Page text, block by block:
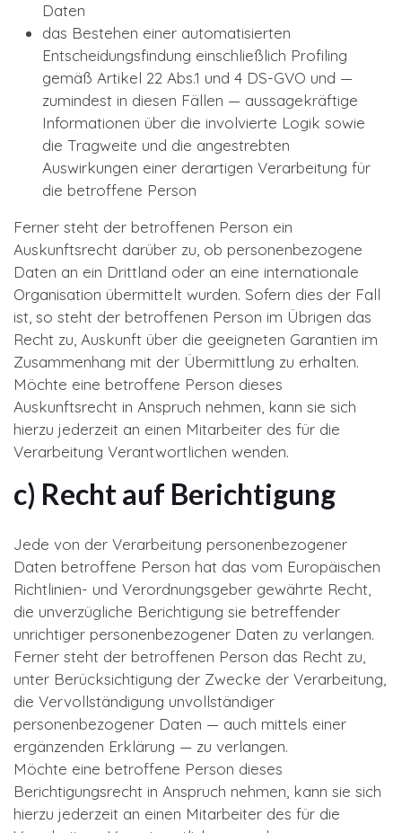
Daten
das Bestehen einer automatisierten
Entscheidungsfindung einschließlich Profiling
gemäß Artikel 22 Abs.1 und 4 DS-GVO und —
zumindest in diesen Fällen — aussagekräftige
Informationen über die involvierte Logik sowie
die Tragweite und die angestrebten
Auswirkungen einer derartigen Verarbeitung für
die betroffene Person
Ferner steht der betroffenen Person ein
Auskunftsrecht darüber zu, ob personenbezogene
Daten an ein Drittland oder an eine internationale
Organisation übermittelt wurden. Sofern dies der Fall
ist, so steht der betroffenen Person im Übrigen das
Recht zu, Auskunft über die geeigneten Garantien im
Zusammenhang mit der Übermittlung zu erhalten.
Möchte eine betroffene Person dieses
Auskunftsrecht in Anspruch nehmen, kann sie sich
hierzu jederzeit an einen Mitarbeiter des für die
Verarbeitung Verantwortlichen wenden.
c) Recht auf Berichtigung
Jede von der Verarbeitung personenbezogener
Daten betroffene Person hat das vom Europäischen
Richtlinien- und Verordnungsgeber gewährte Recht,
die unverzügliche Berichtigung sie betreffender
unrichtiger personenbezogener Daten zu verlangen.
Ferner steht der betroffenen Person das Recht zu,
unter Berücksichtigung der Zwecke der Verarbeitung,
die Vervollständigung unvollständiger
personenbezogener Daten — auch mittels einer
ergänzenden Erklärung — zu verlangen.
Möchte eine betroffene Person dieses
Berichtigungsrecht in Anspruch nehmen, kann sie sich
hierzu jederzeit an einen Mitarbeiter des für die